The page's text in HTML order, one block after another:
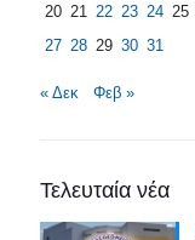
20 21 22 23 24 25
27 28 29 30 31
« Δεκ Φεβ »
Τελευταία νέα